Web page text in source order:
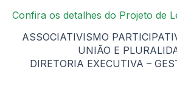
Confira os detalhes do Projeto de
ASSOCIATIVISMO
UNIÃO E
DIRETORIA EXECUTIVA –